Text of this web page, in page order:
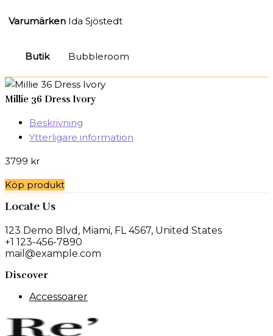
Varumärken Ida Sjöstedt
Butik Bubbleroom
Millie 36 Dress Ivory
Beskrivning
Ytterligare information
3799 kr
Köp produkt
Locate Us
123 Demo Blvd, Miami, FL 4567, United States
+1 123-456-7890
mail@example.com
Discover
Accessoarer